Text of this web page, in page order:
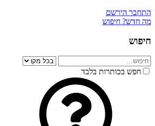
התחבר הירשם
מה חדש? חיפוש
חיפוש
חפש בכותרות בלבד